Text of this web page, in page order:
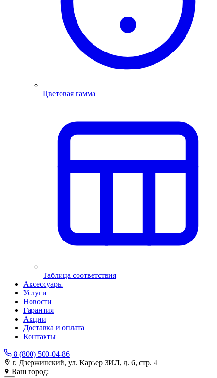
Цветовая гамма
Таблица соответствия
Аксессуары
Услуги
Новости
Гарантия
Акции
Доставка и оплата
Контакты
8 (800) 500-04-86
г. Дзержинский, ул. Карьер ЗИЛ, д. 6, стр. 4
Ваш город: